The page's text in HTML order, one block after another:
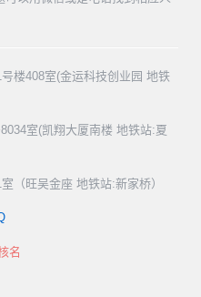
楼408室(金运科技创业园 地铁
室(凯翔大厦南楼 地铁站:夏
（旺吴金座 地铁站:新家桥）
名